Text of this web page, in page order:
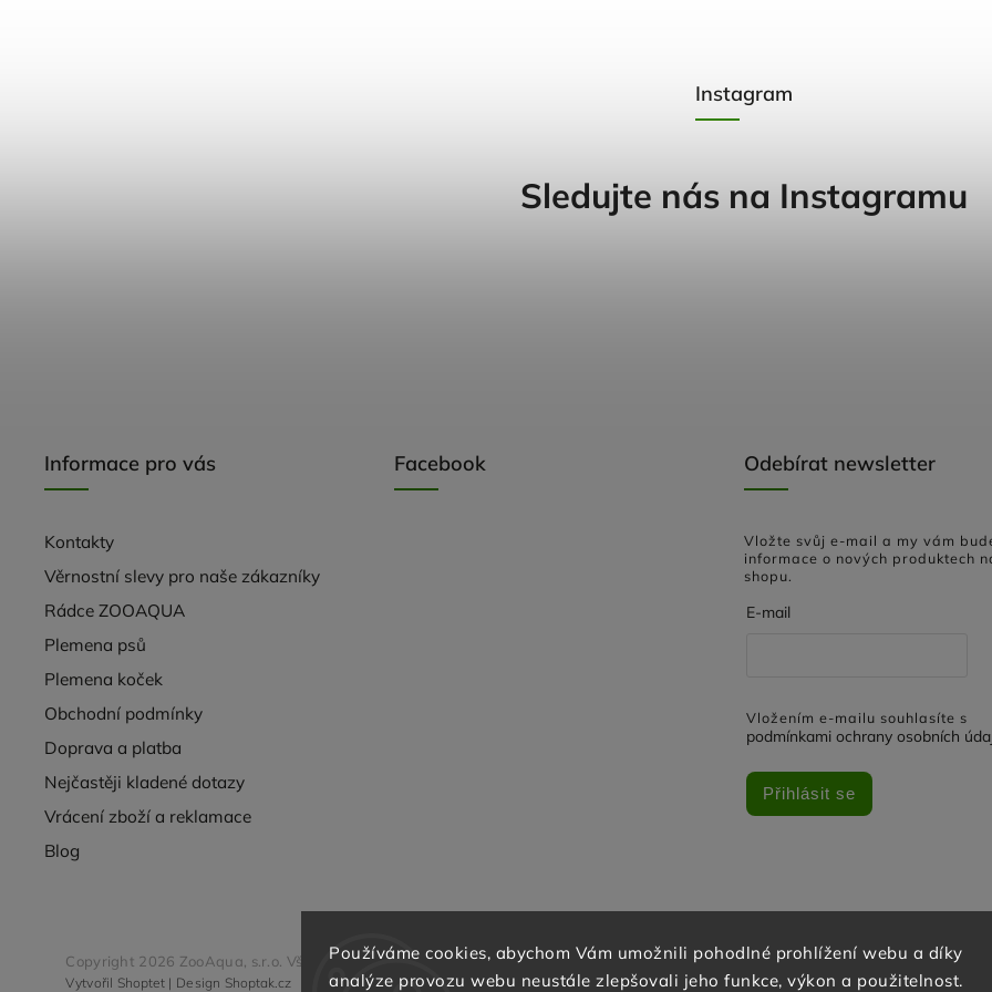
Používáme cookies, abychom Vám umožnili pohodlné prohlížení webu a díky
analýze provozu webu neustále zlepšovali jeho funkce, výkon a použitelnost.
Informace pro vás
Kontakty
Věrnostní slevy pro naše zákazníky
Rádce ZOOAQUA
Plemena psů
Plemena koček
Obchodní podmínky
Doprava a platba
Nejčastěji kladené dotazy
Vrácení zboží a reklamace
Blog
Facebook Odebírat newsletter
Vložte svůj e-mail a my vám
informace o nových produktech
shopu.
E-mail
Vložením e-mailu souhlasíte s
podmínkami ochrany osobních
Přihlásit se
Instagram
Sledujte nás na Instagramu
Copyright 2026 ZooAqua, s.r.o . Všechna práva vyhrazena.
Vytvořil Shoptet | Design Shoptak.cz